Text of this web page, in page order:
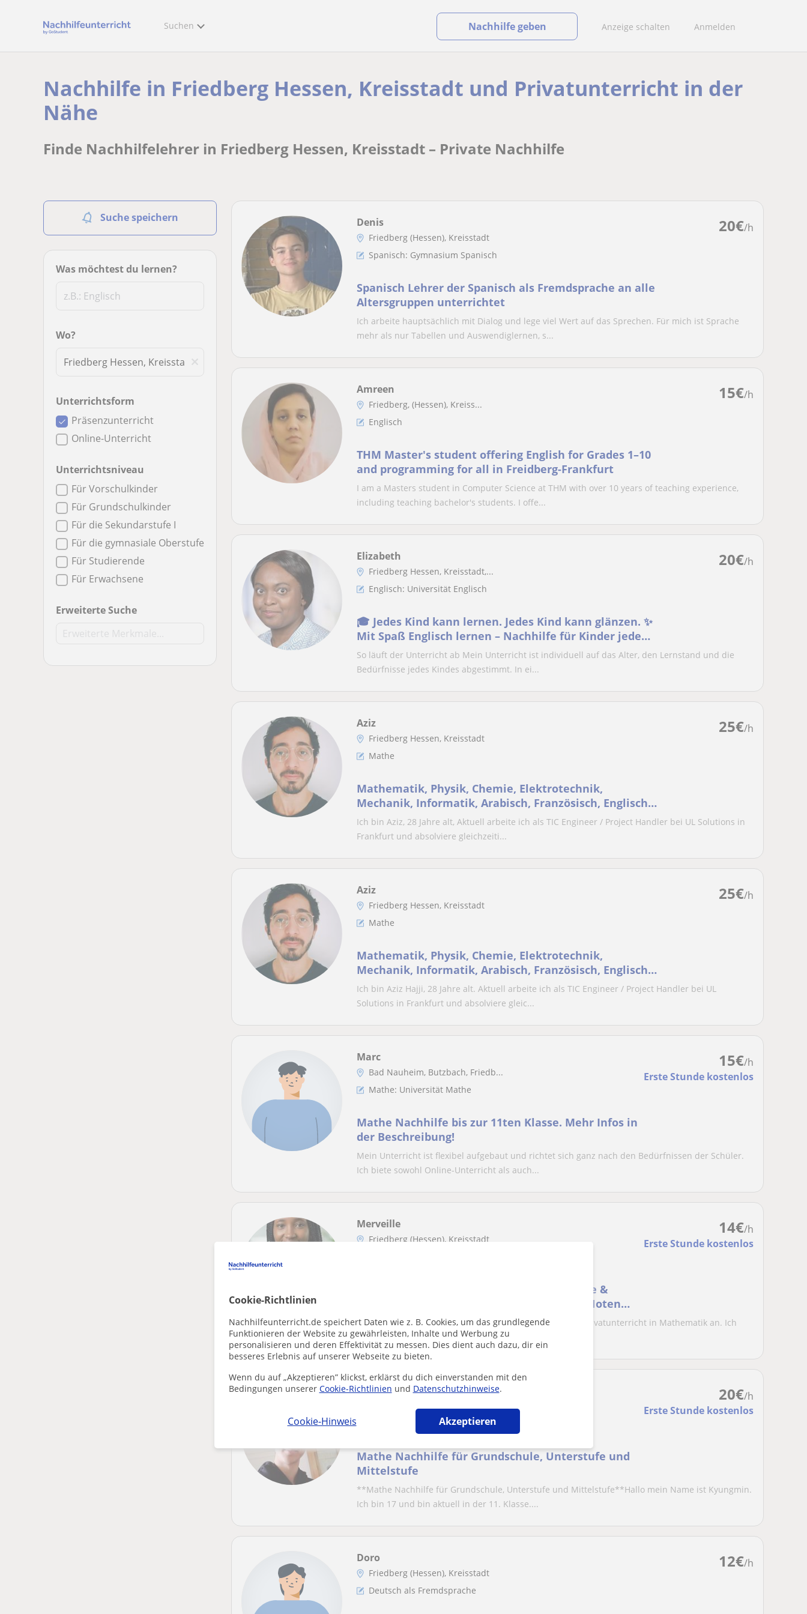
Cookie-Richtlinien
Nachhilfeunterricht.de speichert Daten wie z. B. Cookies, um das grundlegende
Funktionieren der Website zu gewährleisten, Inhalte und Werbung zu
personalisieren und deren Effektivität zu messen. Dies dient auch dazu, dir ein
besseres Erlebnis auf unserer Webseite zu bieten.
Wenn du auf „Akzeptieren” klickst, erklärst du dich einverstanden mit den
Bedingungen unserer Cookie-Richtlinien und Datenschutzhinweise.
Cookie-Hinweis Akzeptieren
Suchen Anzeige schalten Anmelden
Nachhilfe geben
Nachhilfe in Friedberg Hessen, Kreisstadt und Privatunterricht in der
Nähe
Finde Nachhilfelehrer in Friedberg Hessen, Kreisstadt – Private Nachhilfe
Suche speichern
Was möchtest du lernen?
Wo?
Unterrichtsform
Präsenzunterricht
Online-Unterricht
Unterrichtsniveau
Für Vorschulkinder
Für Grundschulkinder
Für die Sekundarstufe I
Für die gymnasiale Oberstufe
Für Studierende
Für Erwachsene
Erweiterte Suche
20€/h
Denis
Friedberg (Hessen), Kreisstadt
Spanisch: Gymnasium Spanisch
Spanisch Lehrer der Spanisch als Fremdsprache an alle
Altersgruppen unterrichtet
Ich arbeite hauptsächlich mit Dialog und lege viel Wert auf das Sprechen. Für mich ist Sprache
mehr als nur Tabellen und Auswendiglernen, s...
15€/h
Amreen
Friedberg, (Hessen), Kreiss...
Englisch
THM Master's student offering English for Grades 1–10
and programming for all in Freidberg-Frankfurt
I am a Masters student in Computer Science at THM with over 10 years of teaching experience,
including teaching bachelor's students. I offe...
20€/h
Elizabeth
Friedberg Hessen, Kreisstadt,...
Englisch: Universität Englisch
🎓 Jedes Kind kann lernen. Jedes Kind kann glänzen. ✨
Mit Spaß Englisch lernen – Nachhilfe für Kinder jeden
Alters
So läuft der Unterricht ab Mein Unterricht ist individuell auf das Alter, den Lernstand und die
Bedürfnisse jedes Kindes abgestimmt. In ei...
25€/h
Aziz
Friedberg Hessen, Kreisstadt
Mathe
Mathematik, Physik, Chemie, Elektrotechnik,
Mechanik, Informatik, Arabisch, Französisch, Englisch
& weitere Wissenschafts-Grundlag
Ich bin Aziz, 28 Jahre alt, Aktuell arbeite ich als TIC Engineer / Project Handler bei UL Solutions in
Frankfurt und absolviere gleichzeiti...
25€/h
Aziz
Friedberg Hessen, Kreisstadt
Mathe
Mathematik, Physik, Chemie, Elektrotechnik,
Mechanik, Informatik, Arabisch, Französisch, Englisch,
weitere wissenschaft-Grundlagen
Ich bin Aziz Hajji, 28 Jahre alt. Aktuell arbeite ich als TIC Engineer / Project Handler bei UL
Solutions in Frankfurt und absolviere gleic...
15€/h
Erste Stunde kostenlos
Marc
Bad Nauheim, Butzbach, Friedb...
Mathe: Universität Mathe
Mathe Nachhilfe bis zur 11ten Klasse. Mehr Infos in
der Beschreibung!
Mein Unterricht ist flexibel aufgebaut und richtet sich ganz nach den Bedürfnissen der Schüler.
Ich biete sowohl Online-Unterricht als auch...
14€/h
Erste Stunde kostenlos
Merveille
Friedberg (Hessen), Kreisstadt
Erfahrene Mathe Nachhilfe für Grundschule &
Gymnasium: Wissenlücken schließen und Noten
verbessern 😊
Hallo😊! Ich bin Merveille und biete engagierten Online-Privatunterricht in Mathematik an. Ich
studiere derzeit Mathematik (B.Sc. Wirtschaf...
20€/h
Erste Stunde kostenlos
Kyungmin
Friedrichsdorf, Bad Homburg V...
Mathe Nachhilfe für Grundschule, Unterstufe und
Mittelstufe
**Mathe Nachhilfe für Grundschule, Unterstufe und Mittelstufe**Hallo mein Name ist Kyungmin.
Ich bin 17 und bin aktuell in der 11. Klasse....
12€/h
Doro
Friedberg (Hessen), Kreisstadt
Deutsch als Fremdsprache